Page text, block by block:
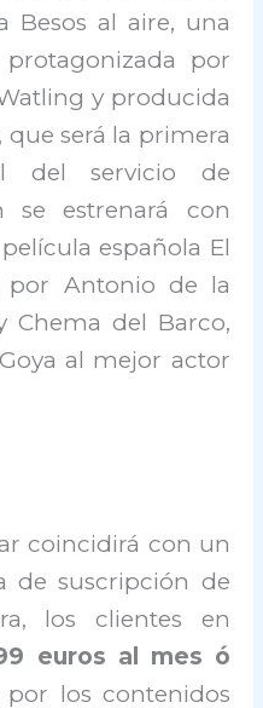
Besos al aire, una
por
y producida
que será la primera
del servicio de
se estrenará con
española El
por Antonio de la
Chema del Barco,
al mejor actor
coincidirá con un
de suscripción de
los clientes en
euros al mes ó
por los contenidos